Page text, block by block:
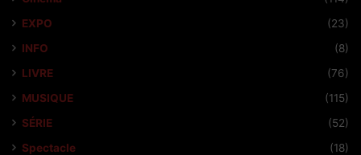
EXPO
(23)
INFO
(8)
LIVRE
(76)
MUSIQUE
(115)
SÉRIE
(52)
Spectacle
(18)